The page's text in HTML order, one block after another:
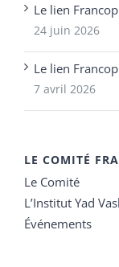
Le lien
24 juin 2026
Le lien
7 avril 2026
LE COMITÉ
Le Comité
L’Institut Yad
Événements